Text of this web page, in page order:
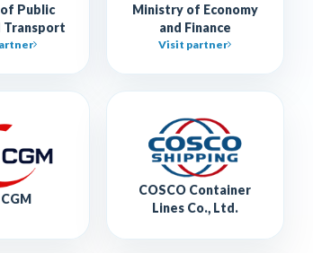
Public
Transport
Ministry of Economy
and Finance
Visit partner
COSCO Container
Lines Co., Ltd.